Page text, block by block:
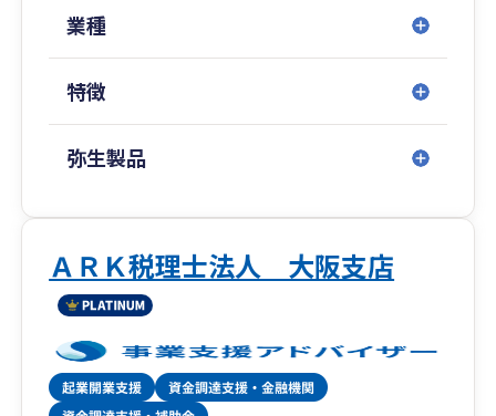
リモート面談も実施しているため、全国のお客様
業種
特徴
弥生製品
ＡＲＫ税理士法人 大阪支店